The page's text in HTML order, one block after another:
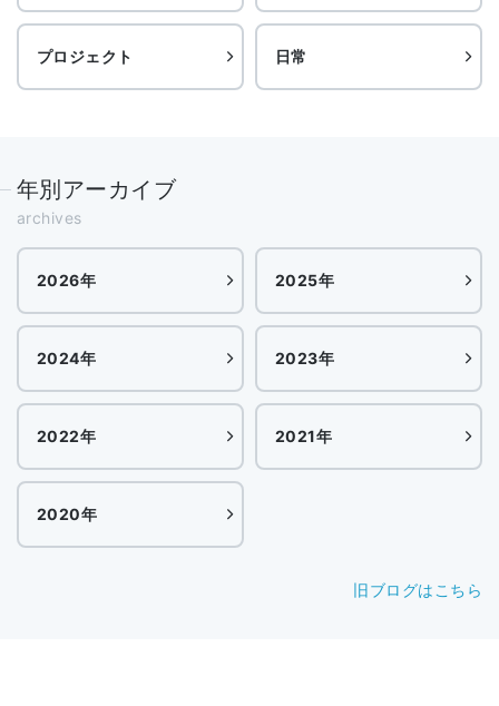
プロジェクト 日常
年別アーカイブ
archives
2026年 2025年
2024年 2023年
2022年 2021年
2020年
旧ブログはこちら